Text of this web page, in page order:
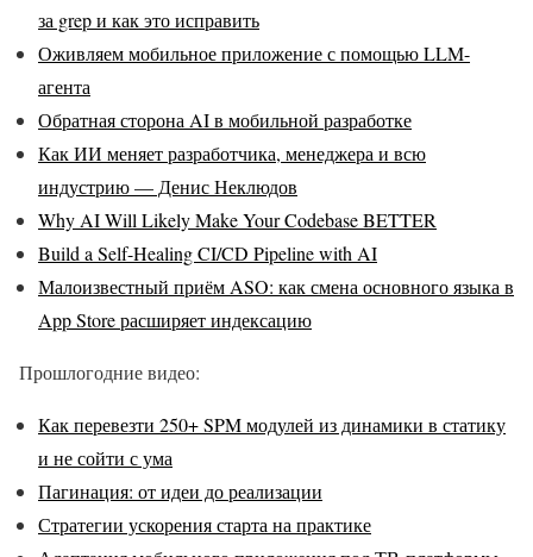
за grep и как это исправить
Оживляем мобильное приложение с помощью LLM-
агента
Обратная сторона AI в мобильной разработке
Как ИИ меняет разработчика, менеджера и всю
индустрию — Денис Неклюдов
Why AI Will Likely Make Your Codebase BETTER
Build a Self-Healing CI/CD Pipeline with AI
Малоизвестный приём ASO: как смена основного языка в
App Store расширяет индексацию
Прошлогодние видео:
Как перевезти 250+ SPM модулей из динамики в статику
и не сойти с ума
Пагинация: от идеи до реализации
Стратегии ускорения старта на практике